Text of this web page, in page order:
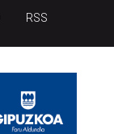
RSS